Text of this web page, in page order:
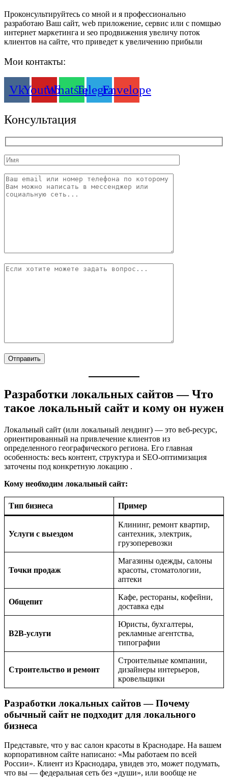
Проконсультируйтесь со мной и я профессионально
разработаю Ваш сайт, web приложение, сервис или с помщью
интернет маркетинга и seo продвижения увеличу поток
клиентов на сайте, что приведет к увеличению прибыли
Мои контакты:
VkYoutubeWhatsappTelegramEnvelope
Консультация
Разработки локальных сайтов — Что
такое локальный сайт и кому он нужен
Локальный сайт (или локальный лендинг) — это веб-ресурс,
ориентированный на привлечение клиентов из
определенного географического региона. Его главная
особенность: весь контент, структура и SEO-оптимизация
заточены под конкретную локацию .
Кому необходим локальный сайт:
Тип бизнеса Пример
Услуги с выездом
Клининг, ремонт квартир,
сантехник, электрик,
грузоперевозки
Точки продаж
Магазины одежды, салоны
красоты, стоматологии,
аптеки
Общепит
Кафе, рестораны, кофейни,
доставка еды
B2B-услуги
Юристы, бухгалтеры,
рекламные агентства,
типографии
Строительство и ремонт
Строительные компании,
дизайнеры интерьеров,
кровельщики
Разработки локальных сайтов — Почему
обычный сайт не подходит для локального
бизнеса
Представьте, что у вас салон красоты в Краснодаре. На вашем
корпоративном сайте написано: «Мы работаем по всей
России». Клиент из Краснодара, увидев это, может подумать,
что вы — федеральная сеть без «души», или вообще не